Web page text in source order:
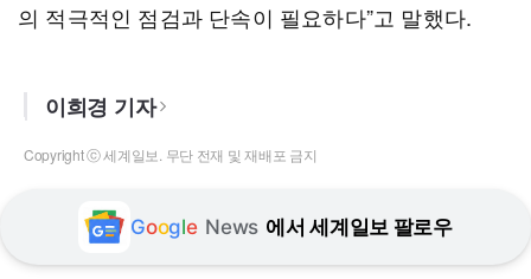
의 적극적인 점검과 단속이 필요하다”고 말했다.
이희경 기자
Copyright ⓒ 세계일보. 무단 전재 및 재배포 금지
Google News 에서 세계일보 팔로우